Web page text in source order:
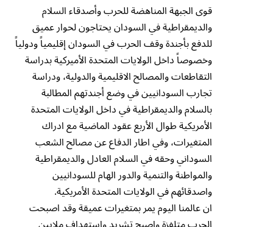
قوى الجبهة المناهضة للحرب وأصدقاء السلام
والديمقراطية في السودان يحتاجون لحوار عميق
للدفع بأجندة وقف الحرب في السودان إقليمياً ودولياً
وخصوصاً داخل الولايات المتحدة الأميركية بدراسة
التقاطعات والمصالح الاقليمية والدولية، ودراسة
تجارب السودانيين في وضع أجندتهم المطالبة
بالسلام والديمقراطية في داخل الولايات المتحدة
الأمريكية طوال الأربع عقود الماضية مع ادراك
المتغيرات، وفي اطار الدفاع عن مصالح الشعب
السوداني وحقه في السلام العادل والديمقراطية
والمواطنة والتنمية والدور الهام للسودانيين
واصدقائهم في الولايات المتحدة الأمريكية.
ان عالمنا اليوم يمر بمتغيرات عميقة وقد اصبحت